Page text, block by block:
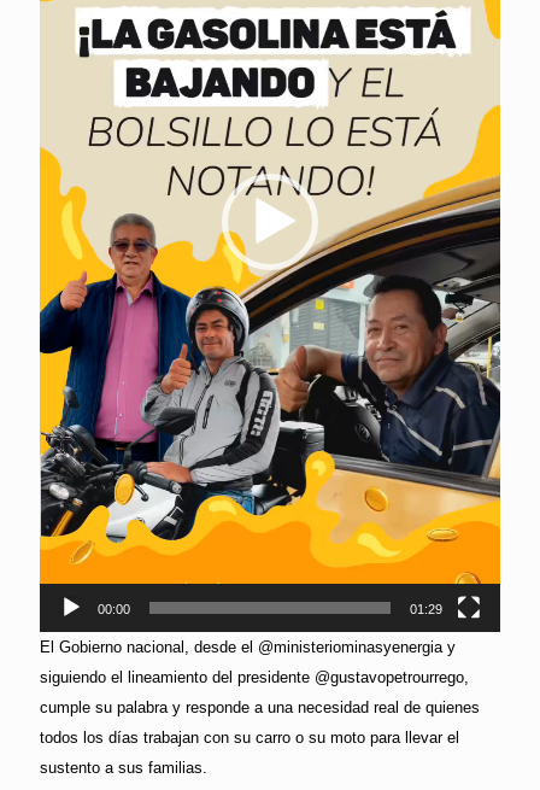
00:00 01:29
El Gobierno nacional, desde el @ministeriominasyenergia y
siguiendo el lineamiento del presidente @gustavopetrourrego,
cumple su palabra y responde a una necesidad real de quienes
todos los días trabajan con su carro o su moto para llevar el
sustento a sus familias.